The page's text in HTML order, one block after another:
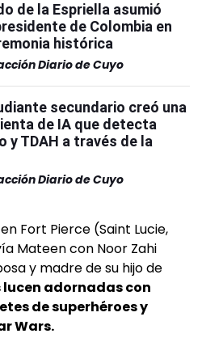
de la Espriella asumió
de Colombia en
histórica
Diario de Cuyo
secundario creó una
de IA que detecta
y TDAH a través de la
Diario de Cuyo
Fort Pierce (Saint Lucie,
Mateen con Noor Zahi
y madre de su hijo de
lucen adornadas con
de superhéroes y
Wars.